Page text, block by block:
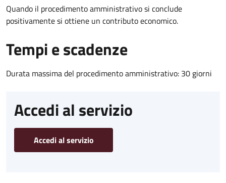
Quando il procedimento amministrativo si conclude
positivamente si ottiene un contributo economico.
Tempi e scadenze
Durata massima del procedimento amministrativo: 30 giorni
Accedi al servizio
Accedi al servizio